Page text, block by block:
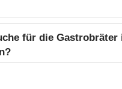
für die Gastrobräter